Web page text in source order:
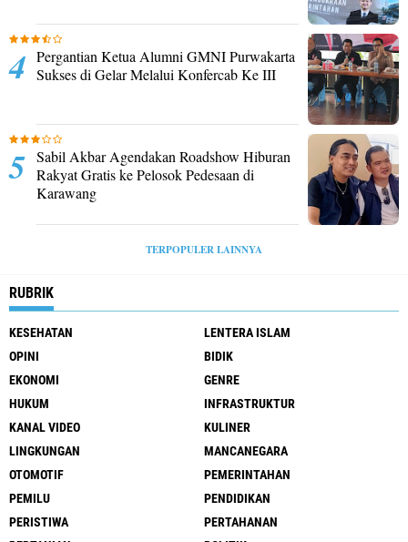
Pergantian Ketua Alumni GMNI Purwakarta
Sukses di Gelar Melalui Konfercab Ke III
Sabil Akbar Agendakan Roadshow Hiburan
Rakyat Gratis ke Pelosok Pedesaan di
Karawang
TERPOPULER LAINNYA
RUBRIK
KESEHATAN
LENTERA ISLAM
OPINI
BIDIK
EKONOMI
GENRE
HUKUM
INFRASTRUKTUR
KANAL VIDEO
KULINER
LINGKUNGAN
MANCANEGARA
OTOMOTIF
PEMERINTAHAN
PEMILU
PENDIDIKAN
PERISTIWA
PERTAHANAN